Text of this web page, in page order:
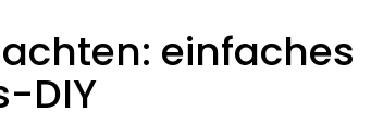
einfaches
DIY